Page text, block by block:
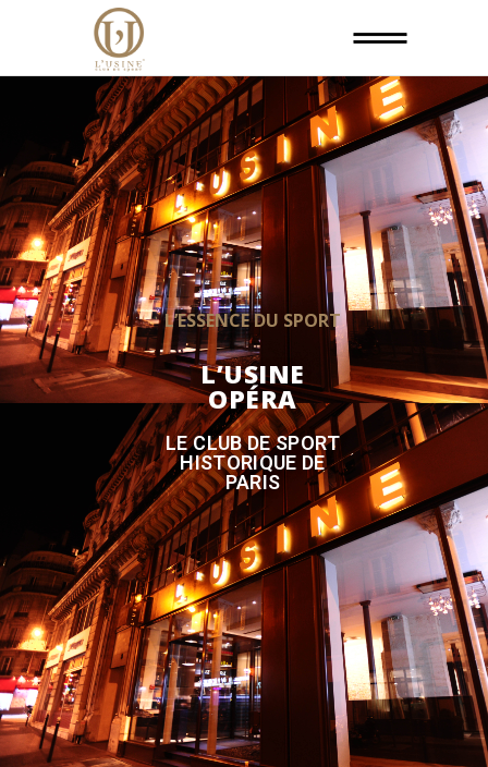
L’ESSENCE DU SPORT
L’USINE
OPÉRA
LE CLUB DE SPORT
HISTORIQUE DE
PARIS